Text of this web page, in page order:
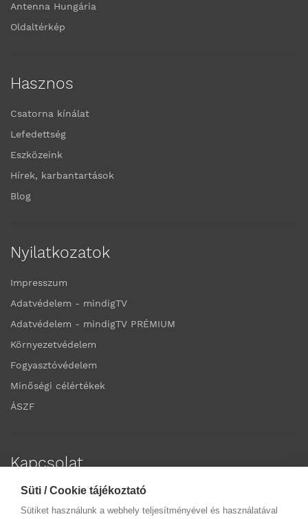
Antenna Hungária
Oldaltérkép
Hasznos
Csatorna kínálat
Lefedettség
Eszközeink
Hírek, karbantartások
Blog
Nyilatkozatok
Impresszum
Adatvédelem - mindigTV
Adatvédelem - mindigTV PRÉMIUM
Környezetvédelem
Fogyasztóvédelem
Minőségi célértékek
ÁSZF
Kapcsolat
Elérhetőségek
Ügyfélszolgálatok
Süti / Cookie tájékoztató
Sütiket használunk a webhely teljesítményével és használatával